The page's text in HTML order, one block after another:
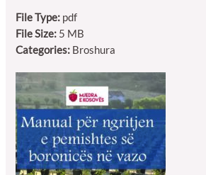
File Type: pdf
File Size: 5 MB
Categories: Broshura